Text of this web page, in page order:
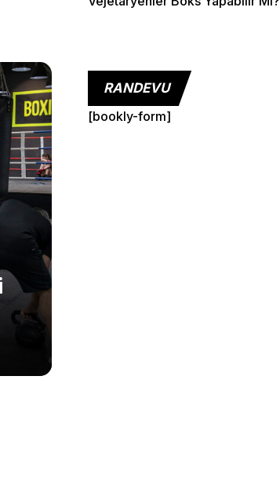
RANDEVU
[bookly-form]
Info
ave
CA 95716